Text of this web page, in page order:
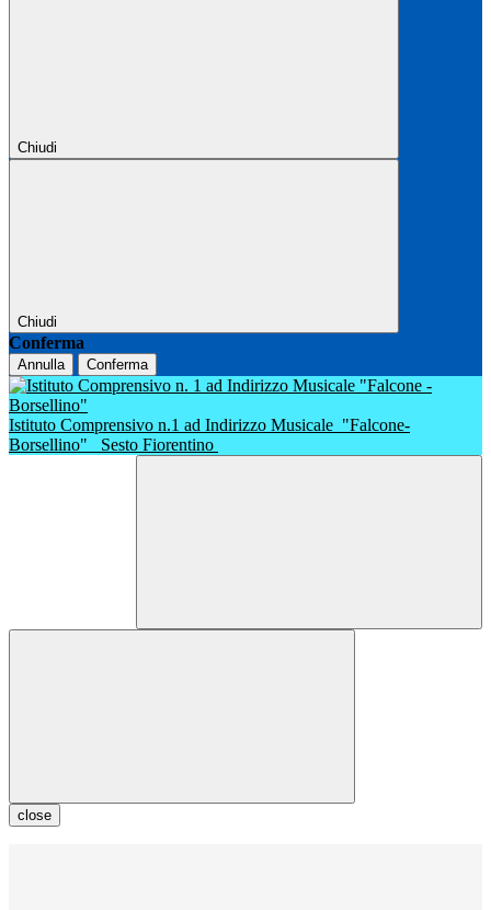
Chiudi
Chiudi
Conferma
Annulla Conferma
Istituto Comprensivo n.1 ad Indirizzo Musicale "Falcone-
Borsellino"
Sesto Fiorentino
close